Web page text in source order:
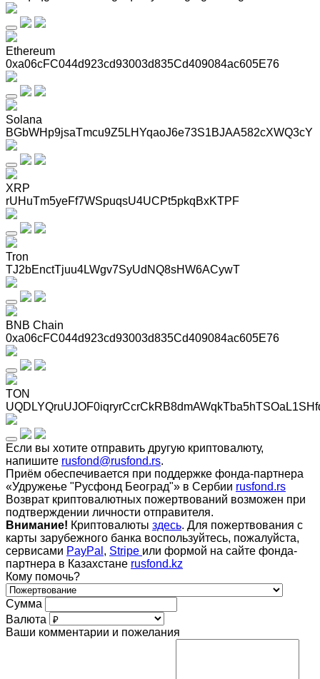
Ethereum
0xa06cFC044d923cd93003d835Cd409084ac605E76
Solana
BGbWHp9jsaTmcu9Z5LHYqaoJ6e73S1BJAA582cXWQ3cY
XRP
rUHuTm5yeFf7WSpuqsU4UCPt5pkqBxKTPF
Tron
TJ2bEnctTjuu4LWgv7SyUdNQ8sHW6ACywT
BNB Chain
0xa06cFC044d923cd93003d835Cd409084ac605E76
TON
Если вы хотите отправить другую криптовалюту,
напишите rusfond@rusfond.rs.
Приём обеспечивается при поддержке фонда-партнера
«Удружење "Русфонд Београд"» в Сербии rusfond.rs
Возврат криптовалютных пожертвований возможен при
подтверждении личности отправителя.
Внимание! Криптовалюты здесь. Для пожертвования с
карты зарубежного банка воспользуйтесь, пожалуйста,
сервисами PayPal , Stripe или формой на сайте фонда-
партнера в Казахстане rusfond.kz
Кому помочь?
Сумма
Валюта
Ваши комментарии и пожелания